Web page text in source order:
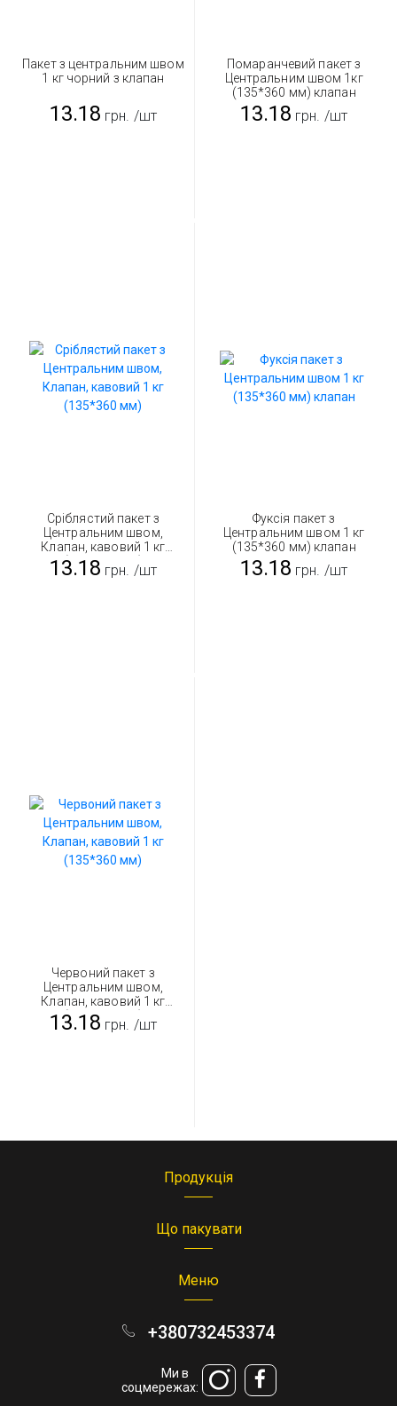
Пакет з центральним швом
1 кг чорний з клапан
13.18 грн. /шт
Помаранчевий пакет з
Центральним швом 1кг
(135*360 мм) клапан
13.18 грн. /шт
Сріблястий пакет з
Центральним швом,
Клапан, кавовий 1 кг
(135*360 мм)
13.18 грн. /шт
Фуксія пакет з
Центральним швом 1 кг
(135*360 мм) клапан
13.18 грн. /шт
Червоний пакет з
Центральним швом,
Клапан, кавовий 1 кг
(135*360 мм)
13.18 грн. /шт
Продукція
Що пакувати
Меню
+380732453374
Ми в
соцмережах: